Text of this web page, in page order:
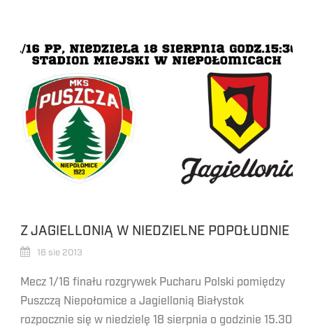
Z JAGIELLONIĄ W NIEDZIELNE POPOŁUDNIE
16 sie 2013
Mecz 1/16 finału rozgrywek Pucharu Polski pomiędzy
Puszczą Niepołomice a Jagiellonią Białystok
rozpocznie się w niedzielę 18 sierpnia o godzinie 15.30